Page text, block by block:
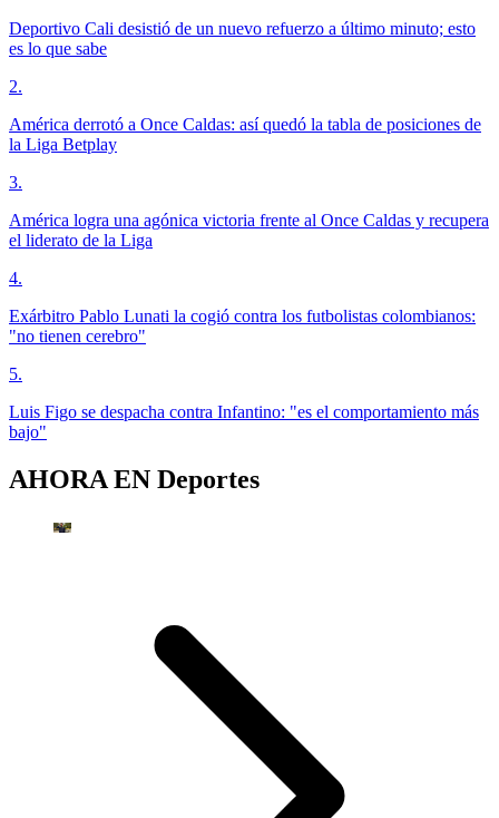
Deportivo Cali desistió de un nuevo refuerzo a último minuto; esto
es lo que sabe
2.
América derrotó a Once Caldas: así quedó la tabla de posiciones de
la Liga Betplay
3.
América logra una agónica victoria frente al Once Caldas y recupera
el liderato de la Liga
4.
Exárbitro Pablo Lunati la cogió contra los futbolistas colombianos:
"no tienen cerebro"
5.
Luis Figo se despacha contra Infantino: "es el comportamiento más
bajo"
AHORA EN Deportes